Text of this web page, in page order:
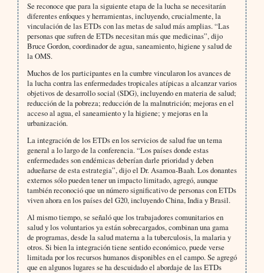
Se reconoce que para la siguiente etapa de la lucha se necesitarán
diferentes enfoques y herramientas, incluyendo, crucialmente, la
vinculación de las ETDs con las metas de salud más amplias. “Las
personas que sufren de ETDs necesitan más que medicinas”, dijo
Bruce Gordon, coordinador de agua, saneamiento, higiene y salud de
la OMS.
Muchos de los participantes en la cumbre vincularon los avances de
la lucha contra las enfermedades tropicales atípicas a alcanzar varios
objetivos de desarrollo social (SDG), incluyendo en materia de salud;
reducción de la pobreza; reducción de la malnutrición; mejoras en el
acceso al agua, el saneamiento y la higiene; y mejoras en la
urbanización.
La integración de los ETDs en los servicios de salud fue un tema
general a lo largo de la conferencia. “Los países donde estas
enfermedades son endémicas deberían darle prioridad y deben
adueñarse de esta estrategia”, dijo el Dr. Asamoa-Baah. Los donantes
externos sólo pueden tener un impacto limitado, agregó, aunque
también reconoció que un número significativo de personas con ETDs
viven ahora en los países del G20, incluyendo China, India y Brasil.
Al mismo tiempo, se señaló que los trabajadores comunitarios en
salud y los voluntarios ya están sobrecargados, combinan una gama
de programas, desde la salud materna a la tuberculosis, la malaria y
otros. Si bien la integración tiene sentido económico, puede verse
limitada por los recursos humanos disponibles en el campo. Se agregó
que en algunos lugares se ha descuidado el abordaje de las ETDs